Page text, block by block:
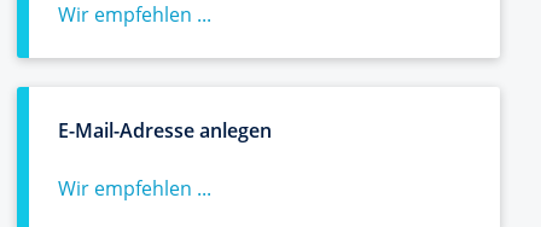
Wir empfehlen ...
E-Mail-Adresse anlegen
Wir empfehlen ...